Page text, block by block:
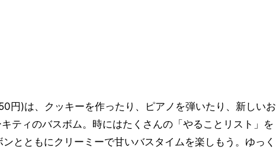
円)は、クッキーを作ったり、ピアノを弾いたり、新しいお
ティのバスボム。時にはたくさんの「やることリスト」を
とともにクリーミーで甘いバスタイムを楽しもう。ゆっく